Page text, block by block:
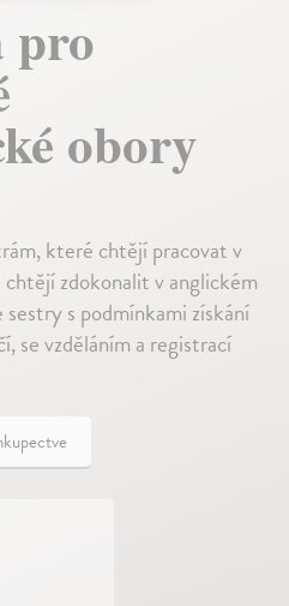
pro
obory
které chtějí pracovat v
chtějí zdokonalit v anglickém
s podmínkami získání
se vzděláním a registrací